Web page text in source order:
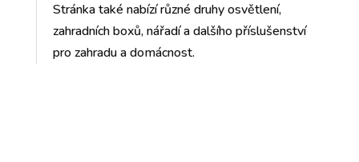
Stránka také nabízí různé druhy osvětlení,
zahradních boxů, nářadí a dalšího příslušenství
pro zahradu a domácnost.